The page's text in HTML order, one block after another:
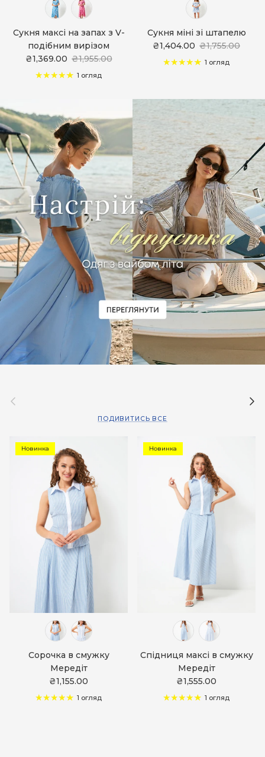
Сукня максі на запах з V-
подібним вирізом
₴1,369.00 ₴1,955.00
1 огляд
Сукня міні зі штапелю
₴1,404.00 ₴1,755.00
1 огляд
Назад
ПОДИВИТИСЬ ВСЕ
Новинка
Сорочка в смужку
Мередіт
₴1,155.00
1 огляд
Новинка
Спідниця максі в смужку
Мередіт
₴1,555.00
1 огляд